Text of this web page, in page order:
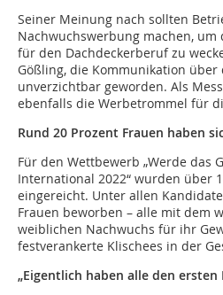
Seiner Meinung nach sollten
Nachwuchswerbung machen,
für den Dachdeckerberuf zu
Gößling, die Kommunikation über
unverzichtbar geworden. Als
ebenfalls die Werbetrommel für
Rund 20 Prozent Frauen haben
Für den Wettbewerb „Werde das
International 2022“ wurden über
eingereicht. Unter allen
Frauen beworben – alle mit dem
weiblichen Nachwuchs für ihr
festverankerte Klischees in der
„Eigentlich haben alle den ersten